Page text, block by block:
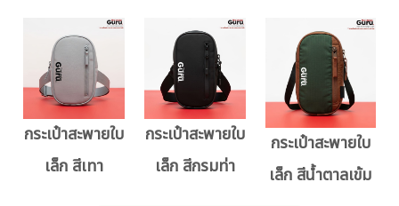
กระเป๋าสะพายใบ
เล็ก สีเทา
กระเป๋าสะพายใบ
เล็ก สีกรมท่า
กระเป๋าสะพายใบ
เล็ก สีน้ำตาลเข้ม